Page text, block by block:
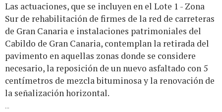
Las actuaciones, que se incluyen en el Lote 1 - Zona
Sur de rehabilitación de firmes de la red de carreteras
de Gran Canaria e instalaciones patrimoniales del
Cabildo de Gran Canaria, contemplan la retirada del
pavimento en aquellas zonas donde se considere
necesario, la reposición de un nuevo asfaltado con 5
centímetros de mezcla bituminosa y la renovación de
la señalización horizontal.
...